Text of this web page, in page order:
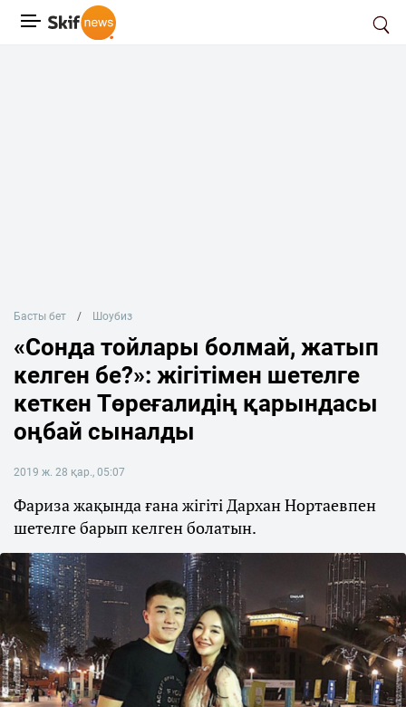
Басты бет Шоубиз
«Сонда тойлары болмай, жатып
келген бе?»: жігітімен шетелге
кеткен Төреғалидің қарындасы
оңбай сыналды
2019 ж. 28 қар., 05:07
Фариза жақында ғана жігіті Дархан Нортаевпен
шетелге барып келген болатын.